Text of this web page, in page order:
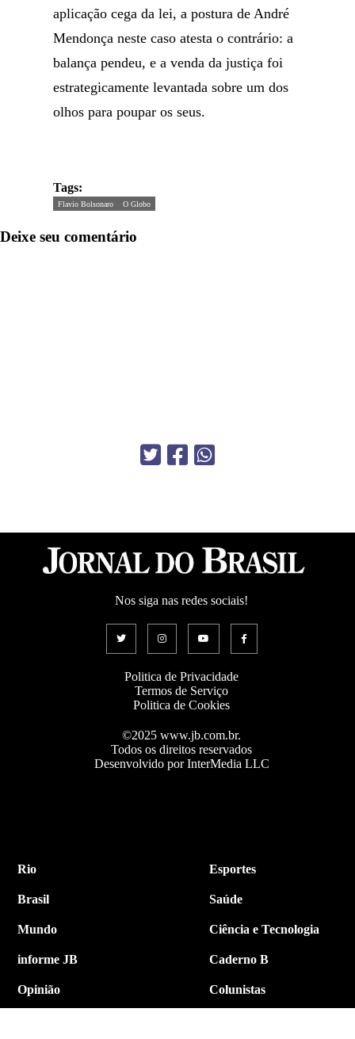
aplicação cega da lei, a postura de André
Mendonça neste caso atesta o contrário: a
balança pendeu, e a venda da justiça foi
estrategicamente levantada sobre um dos
olhos para poupar os seus.
Tags:
Flavio Bolsonaro O Globo
Deixe seu comentário
Nos siga nas redes sociais!
Politica de Privacidade
Termos de Serviço
Politica de Cookies
©2025 www.jb.com.br.
Todos os direitos reservados
Desenvolvido por InterMedia LLC
Rio
Brasil
Mundo
informe JB
Opinião
Esportes
Saúde
Ciência e Tecnologia
Caderno B
Colunistas